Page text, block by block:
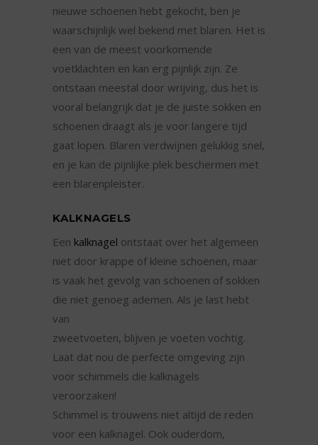
nieuwe schoenen hebt gekocht, ben je
waarschijnlijk wel bekend met blaren. Het is
een van de meest voorkomende
voetklachten en kan erg pijnlijk zijn. Ze
ontstaan meestal door wrijving, dus het is
vooral belangrijk dat je de juiste sokken en
schoenen draagt als je voor langere tijd
gaat lopen. Blaren verdwijnen gelukkig snel,
en je kan de pijnlijke plek beschermen met
een blarenpleister.
KALKNAGELS
Een kalknagel ontstaat over het algemeen
niet door krappe of kleine schoenen, maar
is vaak het gevolg van schoenen of sokken
die niet genoeg ademen. Als je last hebt
van
zweetvoeten, blijven je voeten vochtig.
Laat dat nou de perfecte omgeving zijn
voor schimmels die kalknagels
veroorzaken!
Schimmel is trouwens niet altijd de reden
voor een kalknagel. Ook ouderdom,